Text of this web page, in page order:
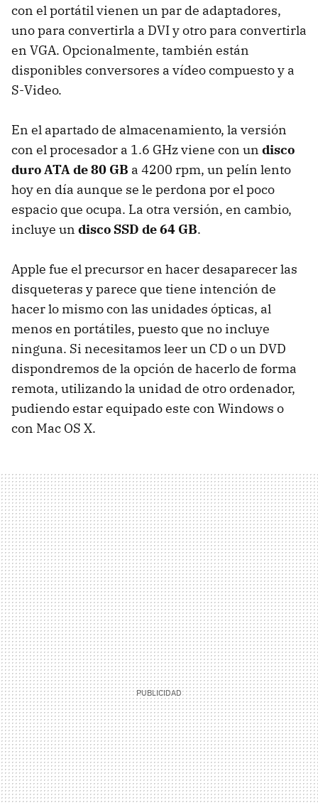
con el portátil vienen un par de adaptadores,
uno para convertirla a DVI y otro para convertirla
en VGA. Opcionalmente, también están
disponibles conversores a vídeo compuesto y a
S-Video.
En el apartado de almacenamiento, la versión
con el procesador a 1.6 GHz viene con un disco
duro ATA de 80 GB a 4200 rpm, un pelín lento
hoy en día aunque se le perdona por el poco
espacio que ocupa. La otra versión, en cambio,
incluye un disco SSD de 64 GB.
Apple fue el precursor en hacer desaparecer las
disqueteras y parece que tiene intención de
hacer lo mismo con las unidades ópticas, al
menos en portátiles, puesto que no incluye
ninguna. Si necesitamos leer un CD o un DVD
dispondremos de la opción de hacerlo de forma
remota, utilizando la unidad de otro ordenador,
pudiendo estar equipado este con Windows o
con Mac OS X.